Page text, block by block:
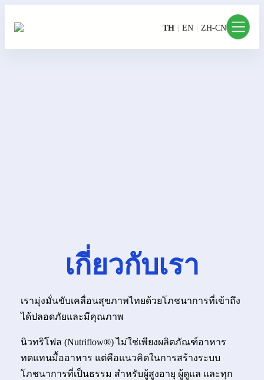
TH EN ZH-CN
เกี่ยวกับเรา
เรามุ่งมั่นขับเคลื่อนสุขภาพไทยด้วยโภชนาการที่เข้าถึง
ได้ปลอดภัยและมีคุณภาพ
นิวทริโฟล (Nutriflow®) ไม่ใช่เพียงผลิตภัณฑ์อาหาร
ทดแทนมื้ออาหาร แต่คือแนวคิดในการสร้างระบบ
โภชนาการที่เป็นธรรม สำหรับผู้สูงอายุ ผู้ดูแล และทุก